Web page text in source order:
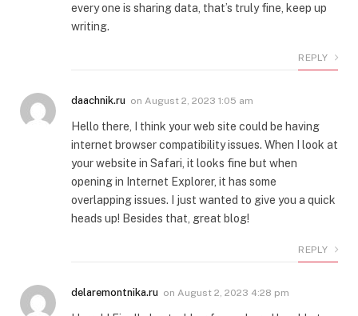
every one is sharing data, that’s truly fine, keep up
writing.
REPLY
daachnik.ru on August 2, 2023 1:05 am
Hello there, I think your web site could be having
internet browser compatibility issues. When I look at
your website in Safari, it looks fine but when
opening in Internet Explorer, it has some
overlapping issues. I just wanted to give you a quick
heads up! Besides that, great blog!
REPLY
delaremontnika.ru on August 2, 2023 4:28 pm